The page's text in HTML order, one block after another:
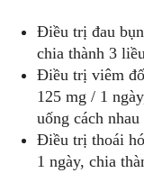
Điều trị đau
chia thành 3
Điều trị viêm
125 mg / 1
uống cách
Điều trị thoái
1 ngày, chia